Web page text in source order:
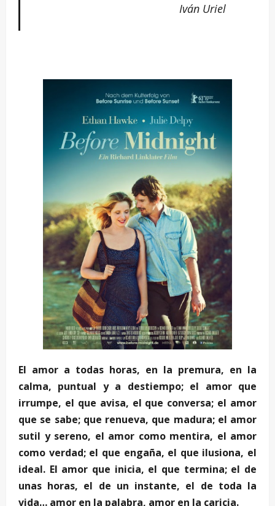
Iván Uriel
El amor a todas horas, en la premura, en la
calma, puntual y a destiempo; el amor que
irrumpe, el que avisa, el que conversa; el amor
que se sabe; que renueva, que madura; el amor
sutil y sereno, el amor como mentira, el amor
como verdad; el que engaña, el que ilusiona, el
ideal. El amor que inicia, el que termina; el de
unas horas, el de un instante, el de toda la
vida… amor en la palabra, amor en la caricia.